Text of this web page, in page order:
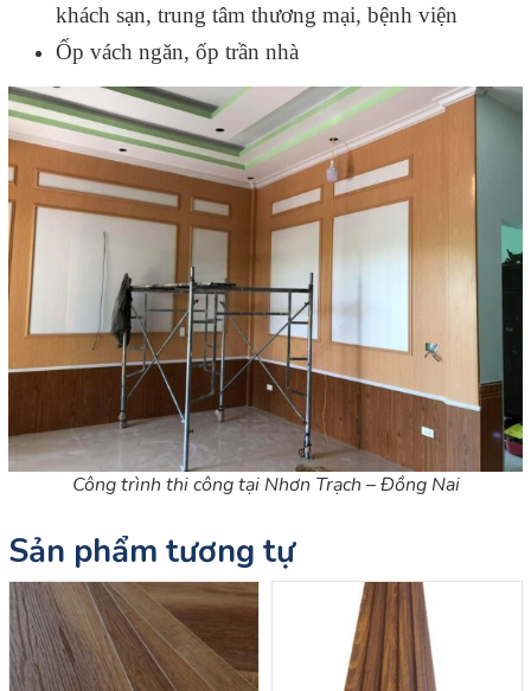
khách sạn, trung tâm thương mại, bệnh viện
Ốp vách ngăn, ốp trần nhà
Công trình thi công tại Nhơn Trạch – Đồng Nai
Sản phẩm tương tự